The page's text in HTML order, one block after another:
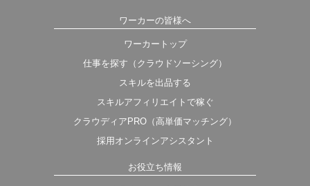
ワーカーの皆様へ
ワーカートップ
仕事を探す（クラウドソーシング）
スキルを出品する
スキルアフィリエイトで稼ぐ
クラウディアPRO（高単価マッチング）
採用オンラインアシスタント
お役立ち情報